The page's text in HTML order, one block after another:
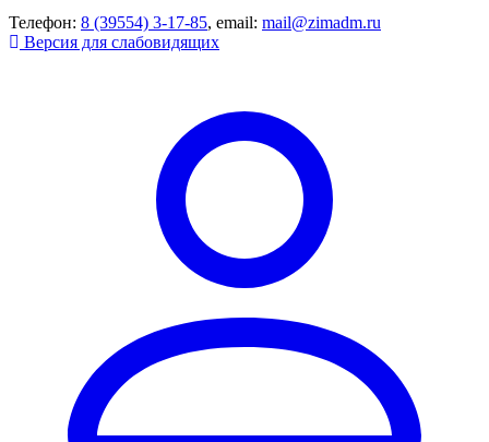
Телефон: 8 (39554) 3-17-85, email: mail@zimadm.ru
Версия для слабовидящих